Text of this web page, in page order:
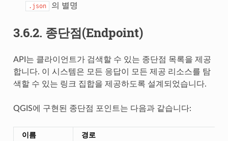
.json 의 별명
3.6.2. 종단점(Endpoint)
API는 클라이언트가 검색할 수 있는 종단점 목록을 제공
합니다. 이 시스템은 모든 응답이 모든 제공 리소스를 탐
색할 수 있는 링크 집합을 제공하도록 설계되었습니다.
QGIS에 구현된 종단점 포인트는 다음과 같습니다:
이름 경로